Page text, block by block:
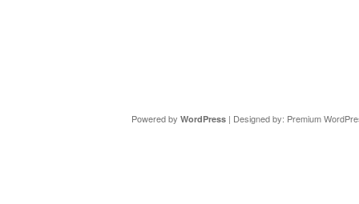
Powered by WordPress| Designed by: Premium